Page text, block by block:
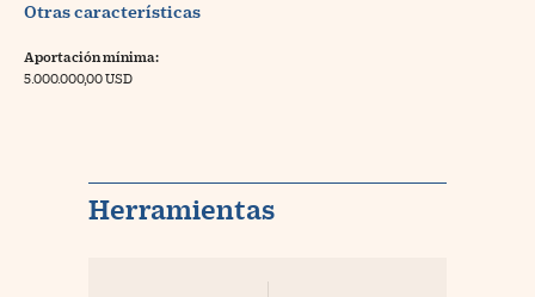
Otras características
Aportación mínima:
5.000.000,00 USD
Herramientas